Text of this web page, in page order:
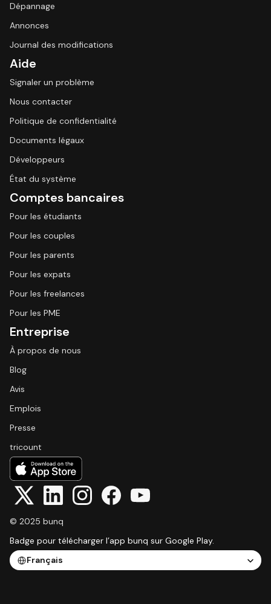
Dépannage
Annonces
Journal des modifications
Aide
Signaler un problème
Nous contacter
Politique de confidentialité
Documents légaux
Développeurs
État du système
Comptes bancaires
Pour les étudiants
Pour les couples
Pour les parents
Pour les expats
Pour les freelances
Pour les PME
Entreprise
À propos de nous
Blog
Avis
Emplois
Presse
tricount
© 2025 bunq
Badge pour télécharger l’app bunq sur Google Play.
Select Language
Français